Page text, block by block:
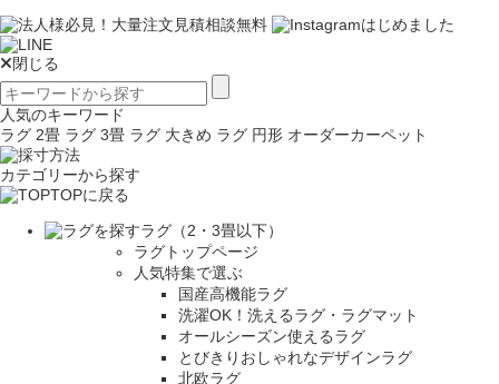
閉じる
人気のキーワード
ラグ 2畳 ラグ 3畳 ラグ 大きめ ラグ 円形 オーダーカーペット
カテゴリーから探す
TOPに戻る
ラグ（2・3畳以下）
ラグトップページ
人気特集で選ぶ
国産高機能ラグ
洗濯OK！洗えるラグ・ラグマット
オールシーズン使えるラグ
とびきりおしゃれなデザインラグ
北欧ラグ